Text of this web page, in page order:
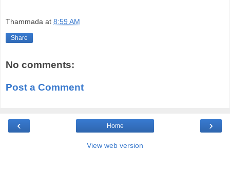
Thammada at 8:59 AM
Share
No comments:
Post a Comment
‹ ›
Home
View web version